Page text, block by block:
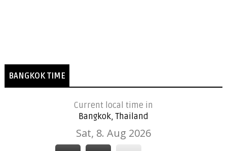
BANGKOK TIME
Current local time in
Bangkok, Thailand